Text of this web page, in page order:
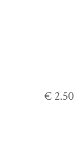
€ 2.50